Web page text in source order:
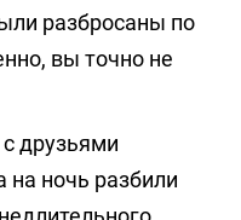
разбросаны по
вы точно не
друзьями
на ночь разбили